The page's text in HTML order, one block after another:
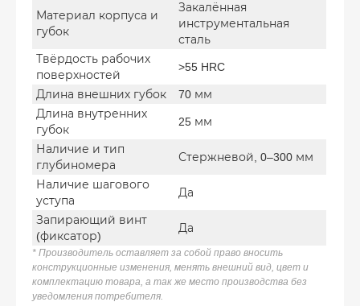
Материал корпуса и
губок
Закалённая
инструментальная
сталь
Твёрдость рабочих
поверхностей
>55 HRC
Длина внешних губок
70 мм
Длина внутренних
губок
25 мм
Наличие и тип
глубиномера
Стержневой, 0–300 мм
Наличие шагового
уступа
Да
Запирающий винт
(фиксатор)
Да
* Производитель оставляет за собой право вносить
конструкционные изменения, менять внешний вид, цвет и
комплектацию товара, а так же место производства без
уведомления потребителя.